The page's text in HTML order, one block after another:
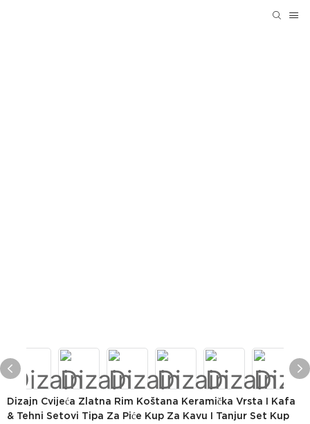
Dizajn Cvijeća Zlatna Rim Koštana Keramička Vrsta I Kafa
& Tehni Setovi Tipa Za Piće Kup Za Kavu I Tanjur Set Kup